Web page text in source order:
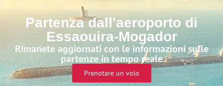
Partenza dall'aeroporto di
Essaouira-Mogador
Rimanete aggiornati con le informazioni sulle
partenze in tempo reale
Prenotare un volo